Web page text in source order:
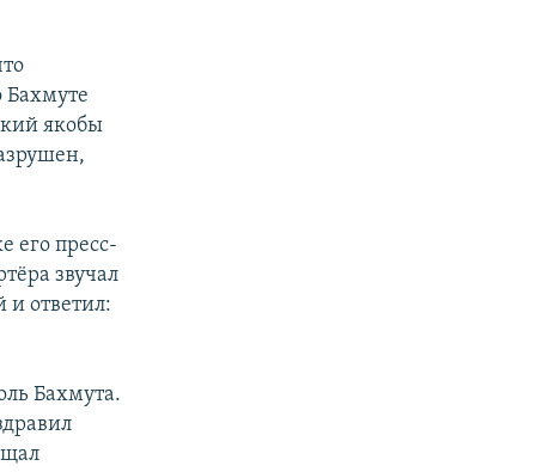
Бахмуте
якобы
его пресс-
звучал
и ответил:
Бахмута.